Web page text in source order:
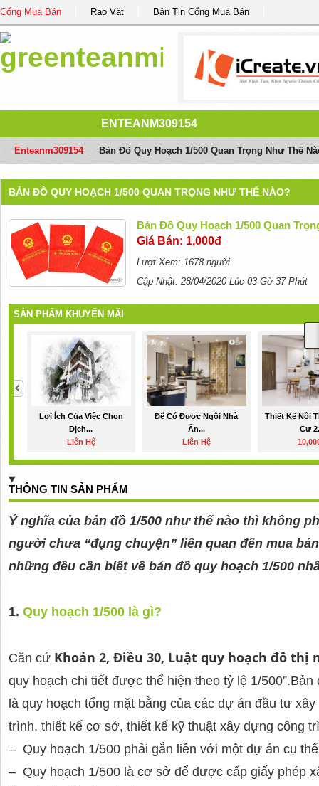
Cổng Mua Bán Rao Vặt Bản Tin Cổng Mua Bán
ENTEANM309154
Enteanm309154 Bản Đồ Quy Hoạch 1/500 Quan Trọng Như Thế
BẢN ĐỒ QUY HOẠCH 1/500 QUAN TRỌNG NHƯ THẾ NÀO?
Bản Đồ Quy Hoạch 1/500 Quan
Giá Bán: 1,000đ
Lượt Xem: 1678 người
Cập Nhật: 28/04/2020 Lúc 03 Gờ 37 Phút
SẢN PHẨM KHUYẾN MÃI
Lợi Ích Của Việc Chọn
Dịch...
Liên Hệ
Để Có Được Ngôi Nhà
Ấn...
Liên Hệ
Thiết Kế Nội
Cư
THÔNG TIN SẢN PHẨM
Ý nghĩa của bản đồ 1/500 như thế nào thì không
người chưa “đụng chuyện” liên quan đến mua
những đều cần biết về bản đồ quy hoạch 1/500
1. Quy hoạch 1/500 là gì?
Căn cứKhoản 2, Điều 30, Luật quy hoạch đô thị
quy hoạch chi tiết được thể hiện theo tỷ lệ 1/
là quy hoạch tổng mặt bằng của các dự án đầu tư
trình, thiết kế cơ sở, thiết kế kỹ thuật xây dựng công
– Quy hoạch 1/500 phải gắn liền với một dự án cụ
– Quy hoạch 1/500 là cơ sở để được cấp giấy phép